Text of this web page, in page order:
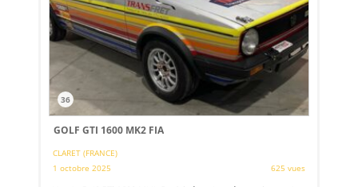
36
GOLF GTI 1600 MK2 FIA
CLARET (FRANCE)
1 octobre 2025
625 vues